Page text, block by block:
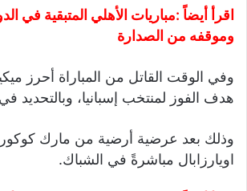
اقرأ أيضاً :مباريات الأهلي المتبقية في
وموقفه من الصدارة
وفي الوقت القاتل من المباراة أحرز
هدف الفوز لمنتخب إسبانيا، وبالتحديد في
وذلك بعد عرضية أرضية من مارك
اويارزابال مباشرةً في الشباك.